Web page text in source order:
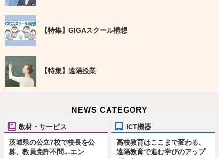
【特集】GIGAスクール構想
【特集】遠隔授業
NEWS CATEGORY
教材・サービス
茨城県の公立7校で校長を公
募、教員免許不問…エン
ICT機器
高校教育はここまで変わる、
遠隔教育で進む学びのアップ